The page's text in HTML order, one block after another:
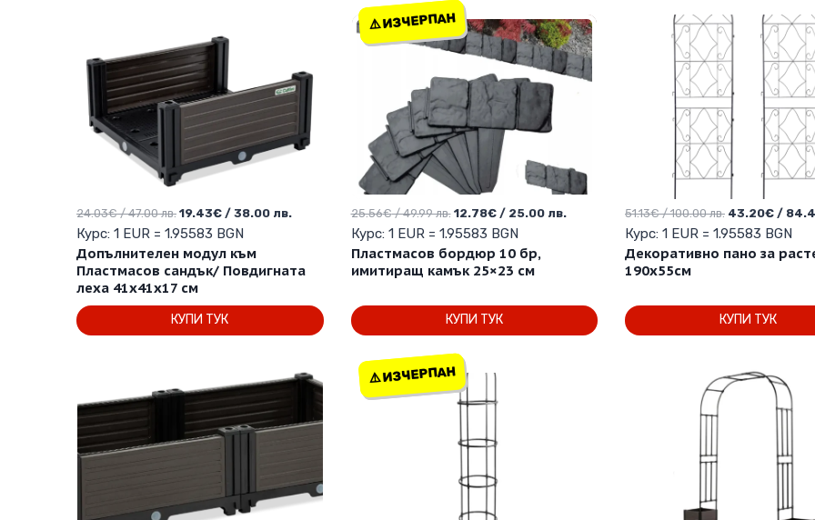
Допълнителен модул към
Пластмасов сандък/ Повдигната
леха 41х41х17 см
24.03€/ 47.00 лв. Original
price
was:
24.03€
/
47.00 лв..
19.43€ / 38.00 лв.
19.43€
38.00 лв..
Курс: 1 EUR = 1.95583 BGN
КУПИ ТУК
⚠️ ИЗЧЕРПАН
⚠️ ИЗЧЕРПАН
Пластмасов бордюр 10 бр,
имитиращ камък 25×23 см
25.56€/ 49.99 лв. Original
price
was:
25.56€
49.99 лв..
12.78€/ 25.00 лв.Текущата
25.00 лв..
Курс: 1 EUR = 1.95583 BGN
КУПИ ТУК
Декоративно пано за
190х55см
51.13€/ 100.00 лв. Original
price
was:
100.00 лв..
43.20€ /
Курс: 1 EUR = 1.95583 BGN
КУПИ ТУК
⚠️ ИЗЧЕРПАН
⚠️ ИЗЧЕРПАН